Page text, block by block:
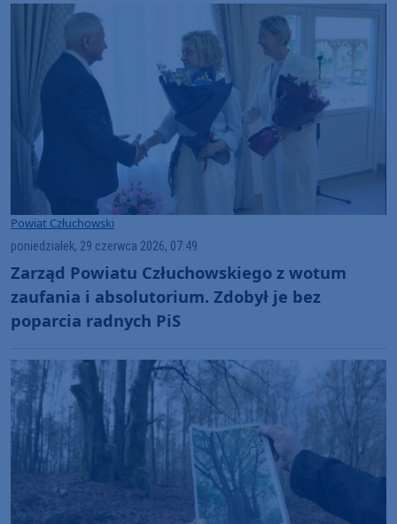
Powiat Człuchowski
poniedziałek, 29 czerwca 2026, 07:49
Zarząd Powiatu Człuchowskiego z wotum
zaufania i absolutorium. Zdobył je bez
poparcia radnych PiS